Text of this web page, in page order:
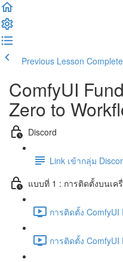
Previous Lesson
ComfyUI
Zero to
Discord
Link เข้ากลุ่ม
แบบที่ 1 : การติดตั้งบนเค
การติดตั้ง
การติดตั้ง